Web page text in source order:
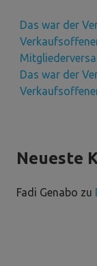
Das war der
Das war der
Neueste
Fadi Genabo zu